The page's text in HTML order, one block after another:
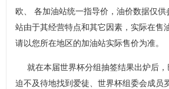
欧、 各加油站统一指导价，油价数据仅供
站由于其经营特点和其它因素，实际在售
请以您所在地区的加油站实际售价为准。
就在本届世界杯分组抽签结果出炉后
迫不及待地找到爱徒、世界杯组委会成